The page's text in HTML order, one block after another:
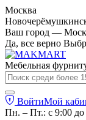
Москва
Ваш город —
Да, все верно
Мебельная
ВойтиМой
Пн. – Пт.: с 9:00 до